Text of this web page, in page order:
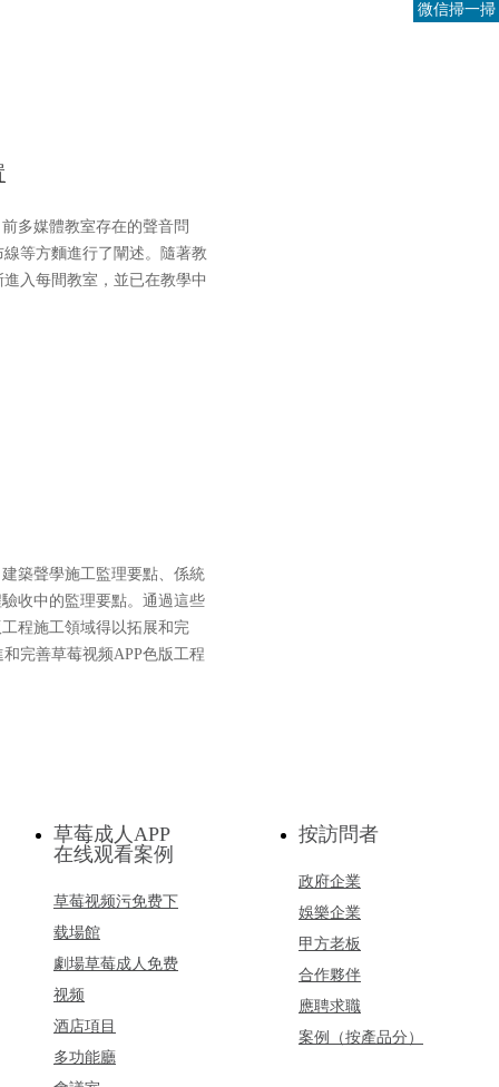
多媒體教室存在的聲音問
等方麵進行了闡述。隨著教
入每間教室，並已在教學中
築聲學施工監理要點、係統
收中的監理要點。通過這些
程施工領域得以拓展和完
完善草莓视频APP色版工程
草莓成人APP
在线观看案例
草莓视频污免费下
载場館
劇場草莓成人免费
视频
酒店項目
多功能廳
按訪問者
政府企業
娛樂企業
甲方老板
合作夥伴
應聘求職
案例（按產品分）
微信掃一掃